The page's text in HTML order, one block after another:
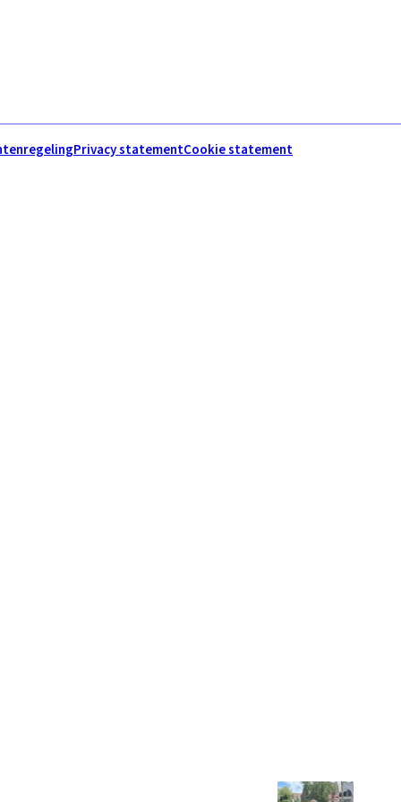
Privacy statementCookie statement